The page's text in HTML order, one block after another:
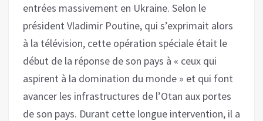
entrées massivement en Ukraine. Selon le
président Vladimir Poutine, qui s’exprimait alors
à la télévision, cette opération spéciale était le
début de la réponse de son pays à « ceux qui
aspirent à la domination du monde » et qui font
avancer les infrastructures de l’Otan aux portes
de son pays. Durant cette longue intervention, il a